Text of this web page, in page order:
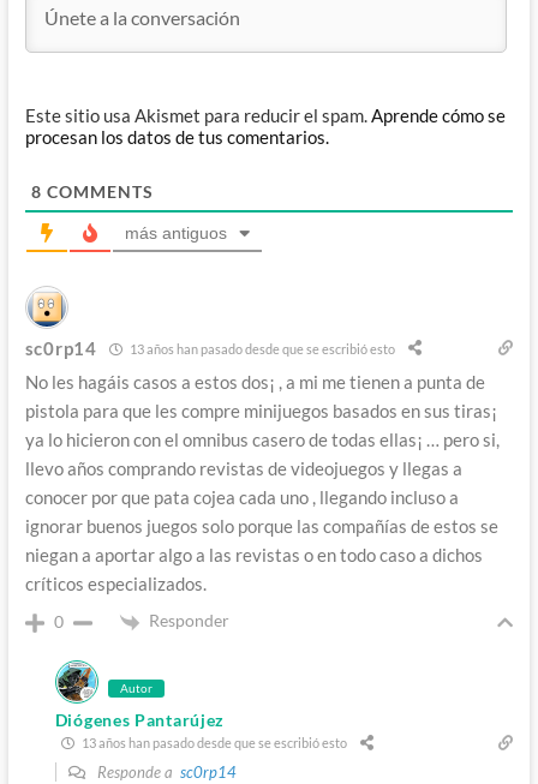
Este sitio usa Akismet para reducir el spam.Aprende cómo se
procesan los datos de tus comentarios.
8 COMMENTS
más antiguos
sc0rp14 13 años han pasado desde que se escribió esto
No les hagáis casos a estos dos¡ , a mi me tienen a punta de
pistola para que les compre minijuegos basados en sus tiras¡
ya lo hicieron con el omnibus casero de todas ellas¡ … pero si,
llevo años comprando revistas de videojuegos y llegas a
conocer por que pata cojea cada uno , llegando incluso a
ignorar buenos juegos solo porque las compañías de estos se
niegan a aportar algo a las revistas o en todo caso a dichos
críticos especializados.
0 Responder
Autor
Diógenes Pantarújez
13 años han pasado desde que se escribió esto
Responde a sc0rp14